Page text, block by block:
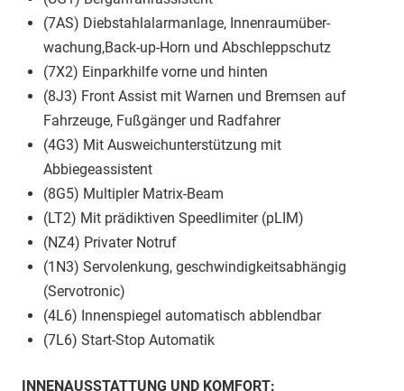
(7AS) Diebstahlalarmanlage, Innenraumüber-
wachung,Back-up-Horn und Abschleppschutz
(7X2) Einparkhilfe vorne und hinten
(8J3) Front Assist mit Warnen und Bremsen auf
Fahrzeuge, Fußgänger und Radfahrer
(4G3) Mit Ausweichunterstützung mit
Abbiegeassistent
(8G5) Multipler Matrix-Beam
(LT2) Mit prädiktiven Speedlimiter (pLIM)
(NZ4) Privater Notruf
(1N3) Servolenkung, geschwindigkeitsabhängig
(Servotronic)
(4L6) Innenspiegel automatisch abblendbar
(7L6) Start-Stop Automatik
INNENAUSSTATTUNG UND KOMFORT: